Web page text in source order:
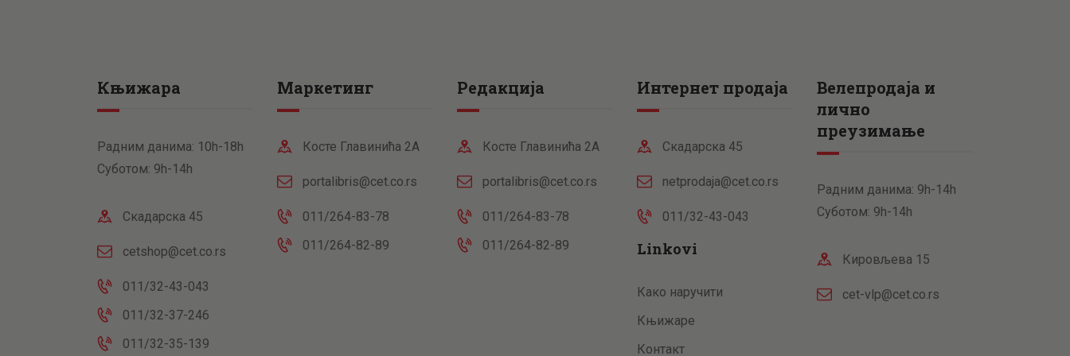
Књижара
Радним данима: 10h-18h
Суботом: 9h-14h
Скадарска 45
cetshop@cet.co.rs
011/32-43-043
011/32-37-246
011/32-35-139
Маркетинг
Косте Главинића 2А
portalibris@cet.co.rs
011/264-83-78
011/264-82-89
Редакција
Косте Главинића 2А
portalibris@cet.co.rs
011/264-83-78
011/264-82-89
Интернет продаја
Скадарска 45
netprodaja@cet.co.rs
011/32-43-043
Linkovi
Како наручити
Књижаре
Контакт
Велепродаја и
лично
преузимање
Радним данима: 9h-14h
Суботом: 9h-14h
Кировљева 15
cet-vlp@cet.co.rs